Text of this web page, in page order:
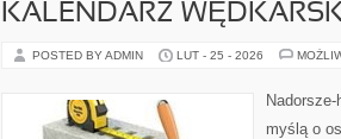
KALENDARZ
POSTED BY ADMIN LUT - 25 - 2026
myślą o